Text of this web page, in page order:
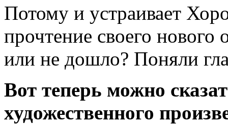
Потому и устраивает
прочтение своего
или не дошло? Поняли
Вот теперь можно
художественного